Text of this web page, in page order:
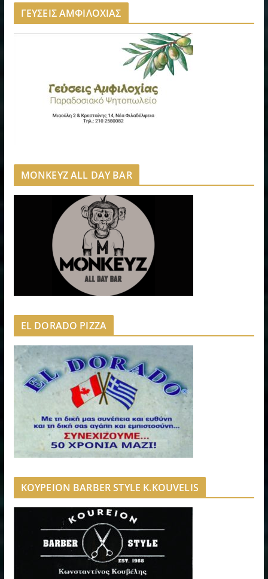
ΓΕΥΣΕΙΣ ΑΜΦΙΛΟΧΙΑΣ
MONKEYZ ALL DAY BAR
EL DORADO PIZZA
ΚΟΥΡΕΙΟΝ BARBER STYLE K.KOUVELIS